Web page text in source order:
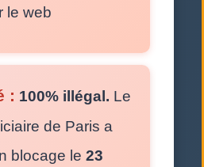
le web
: 100% illégal. Le
de Paris a
blocage le 23